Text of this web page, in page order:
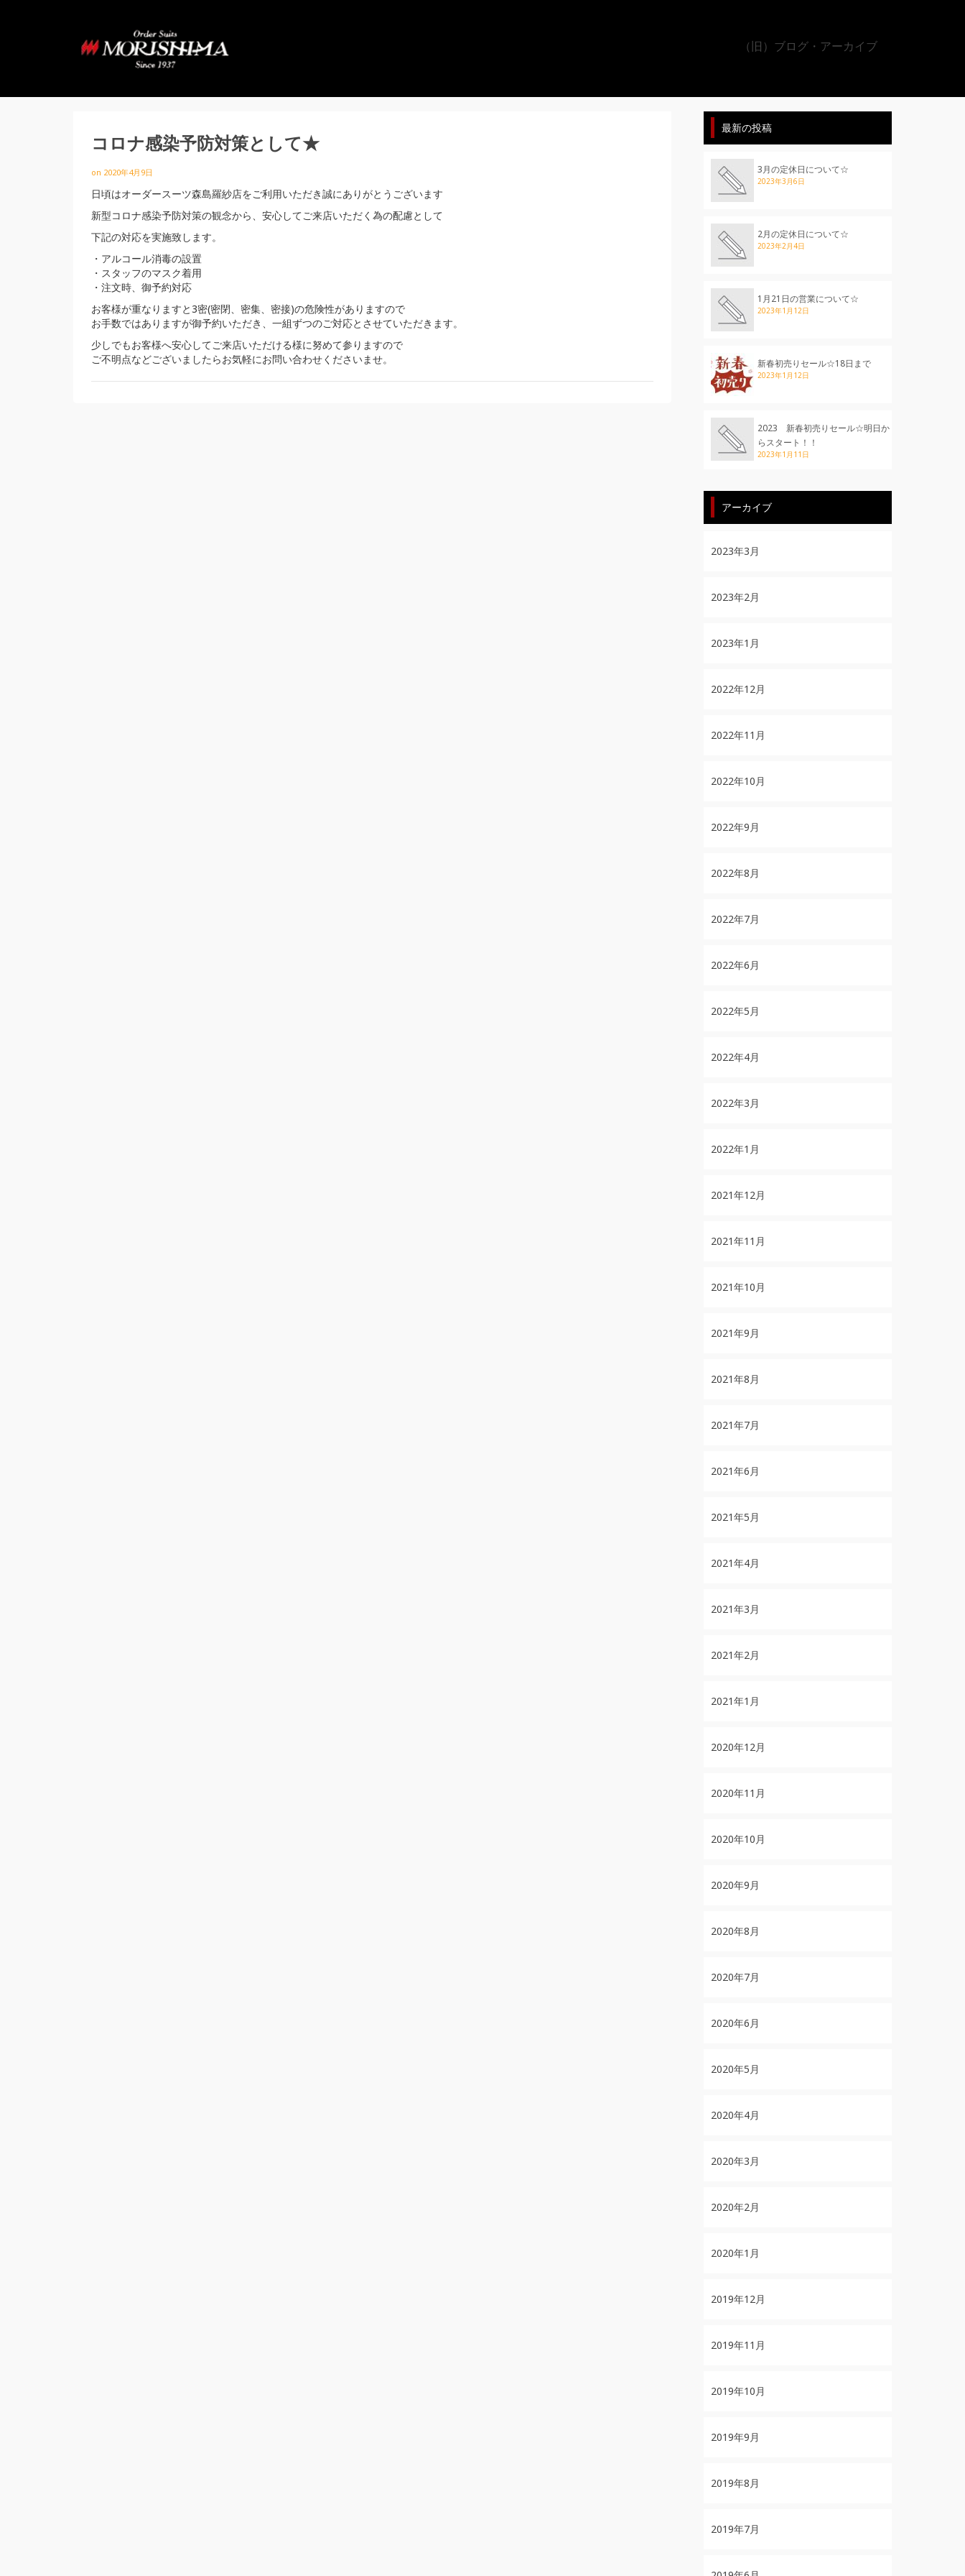
（旧）ブログ・アーカイブ
コロナ感染予防対策として★
on 2020年4月9日
日頃はオーダースーツ森島羅紗店をご利用いただき誠にありがとうございます
新型コロナ感染予防対策の観念から、安心してご来店いただく為の配慮として
下記の対応を実施致します。
・アルコール消毒の設置
・スタッフのマスク着用
・注文時、御予約対応
お客様が重なりますと3密(密閉、密集、密接)の危険性がありますので
お手数ではありますが御予約いただき、一組ずつのご対応とさせていただきます。
少しでもお客様へ安心してご来店いただける様に努めて参りますので
ご不明点などございましたらお気軽にお問い合わせくださいませ。
最新の投稿
3月の定休日について☆
2023年3月6日
2月の定休日について☆
2023年2月4日
1月21日の営業について☆
2023年1月12日
新春初売りセール☆18日まで
2023年1月12日
2023 新春初売りセール☆明日か
らスタート！！
2023年1月11日
アーカイブ
2023年3月
2023年2月
2023年1月
2022年12月
2022年11月
2022年10月
2022年9月
2022年8月
2022年7月
2022年6月
2022年5月
2022年4月
2022年3月
2022年1月
2021年12月
2021年11月
2021年10月
2021年9月
2021年8月
2021年7月
2021年6月
2021年5月
2021年4月
2021年3月
2021年2月
2021年1月
2020年12月
2020年11月
2020年10月
2020年9月
2020年8月
2020年7月
2020年6月
2020年5月
2020年4月
2020年3月
2020年2月
2020年1月
2019年12月
2019年11月
2019年10月
2019年9月
2019年8月
2019年7月